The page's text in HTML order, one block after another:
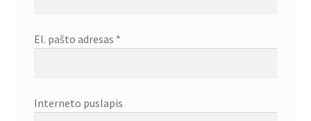
El. pašto adresas *
Interneto puslapis